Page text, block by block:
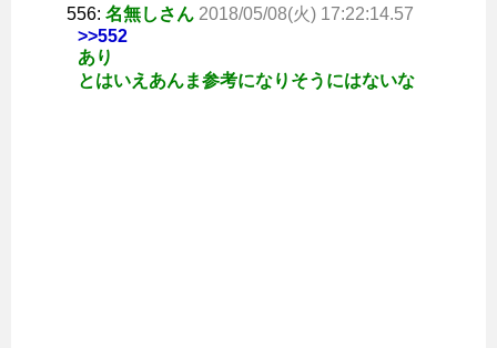
556: 名無しさん 2018/05/08(火) 17:22:14.57
>>552
あり
とはいえあんま参考になりそうにはないな